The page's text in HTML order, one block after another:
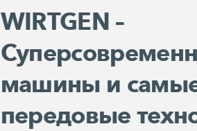
WIRTGEN –
машины и
передовые